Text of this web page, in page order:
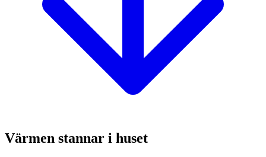
Värmen stannar i huset